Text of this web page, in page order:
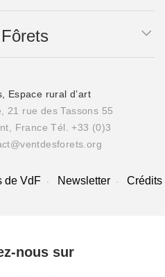
Espace rural d’art
21 rue des Tassons 55
France Tél. +33 (0)3
de VdF Newsletter Crédits
nous sur